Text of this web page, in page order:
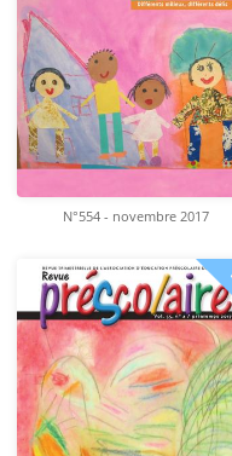
N°554 - novembre 2017